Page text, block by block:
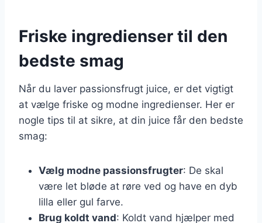
Friske ingredienser til den
bedste smag
Når du laver passionsfrugt juice, er det vigtigt
at vælge friske og modne ingredienser. Her er
nogle tips til at sikre, at din juice får den bedste
smag:
Vælg modne passionsfrugter: De skal
være let bløde at røre ved og have en dyb
lilla eller gul farve.
Brug koldt vand: Koldt vand hjælper med